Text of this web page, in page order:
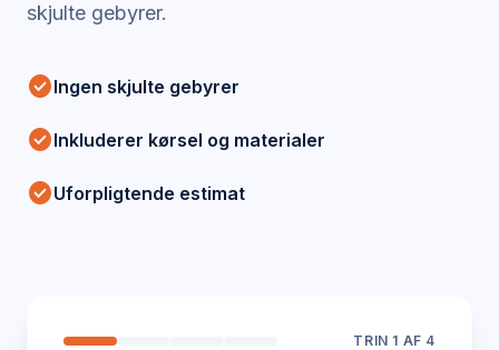
skjulte gebyrer.
check_circleIngen skjulte gebyrer
check_circleInkluderer kørsel og materialer
check_circleUforpligtende estimat
TRIN 1 AF 4